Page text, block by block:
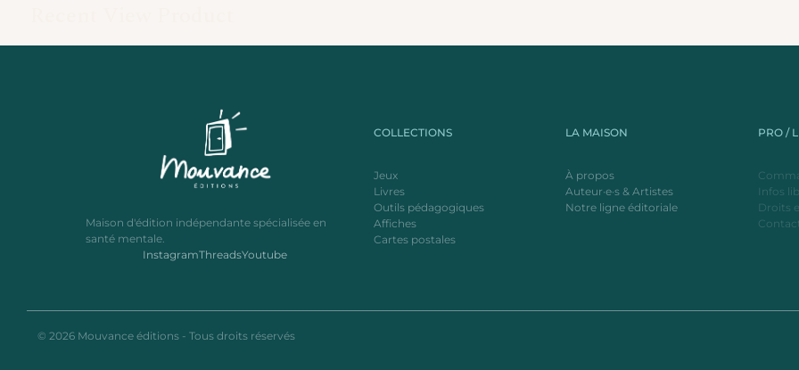
Maison d'édition indépendante spécialisée en
santé mentale.
InstagramThreadsYoutube
COLLECTIONS
Jeux
Livres
Outils pédagogiques
Affiches
Cartes postales
LA MAISON
À propos
Auteur·e·s & Artistes
Notre ligne éditoriale
PRO /
Infos
Droits
© 2026 Mouvance éditions - Tous droits réservés